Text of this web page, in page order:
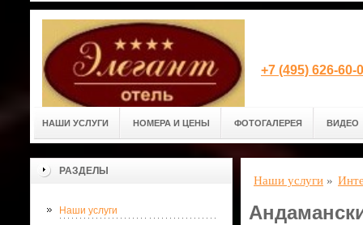
+7 (495) 626-
НАШИ УСЛУГИ НОМЕРА И ЦЕНЫ ФОТОГАЛЕРЕЯ ВИДЕО
РАЗДЕЛЫ
Наши услуги
Наши услуги »